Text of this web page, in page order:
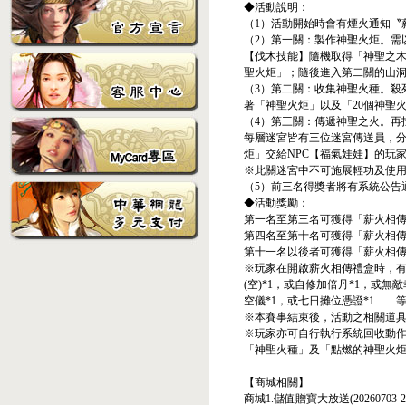
◆活動說明：
（1）活動開始時會有煙火通知
（2）第一關：製作神聖火炬。
【伐木技能】隨機取得「神聖
聖火炬」；隨後進入第二關的山
（3）第二關：收集神聖火種。
著「神聖火炬」以及「20個神聖
（4）第三關：傳遞神聖之火。
每層迷宮皆有三位迷宮傳送員，
炬」交給NPC【福氣娃娃】的玩
※此關迷宮中不可施展輕功及使
（5）前三名得獎者將有系統公
◆活動獎勵：
第一名至第三名可獲得「薪火相
第四名至第十名可獲得「薪火相
第十一名以後者可獲得「薪火相
※玩家在開啟薪火相傳禮盒時，
(空)*1，或自修加倍丹*1，或無
空儀*1，或七日攤位憑證*1……
※本賽事結束後，活動之相關道
※玩家亦可自行執行系統回收動
「神聖火種」及「點燃的神聖火
【商城相關】
商城1.儲值贈寶大放送(20260703-